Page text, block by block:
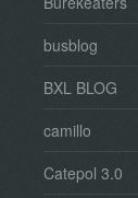
busblog
BXL BLOG
camillo
Catepol 3.0